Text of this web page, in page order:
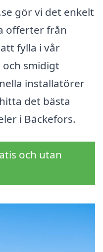
gör vi det enkelt
offerter från
fylla i vår
smidigt
installatörer
det bästa
i Bäckefors.
och utan